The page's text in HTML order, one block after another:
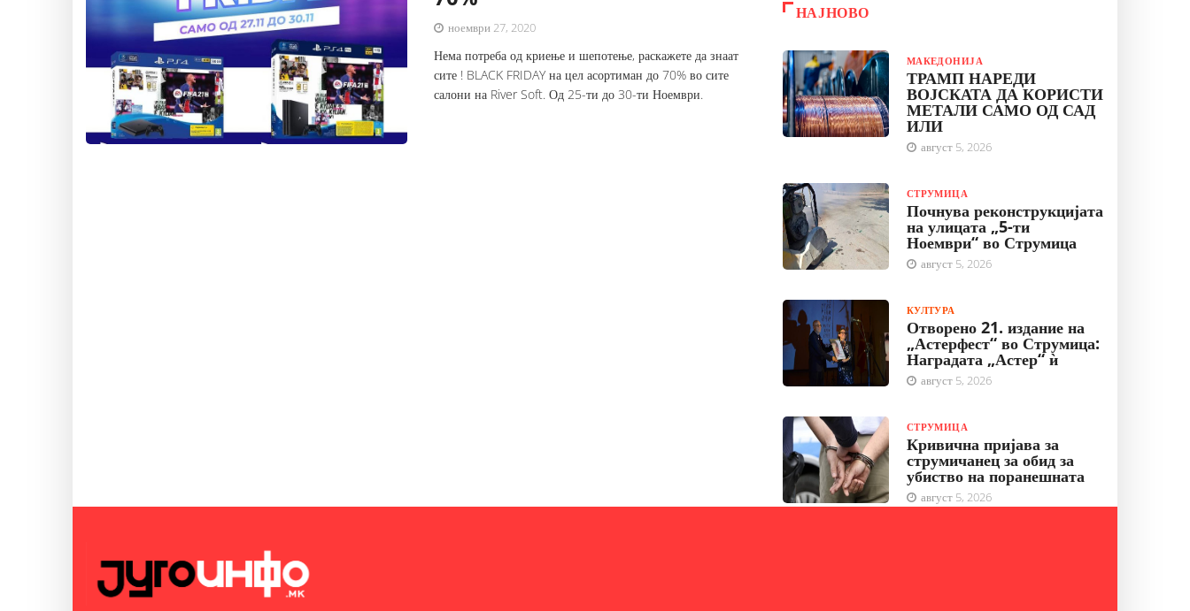
ноември 27, 2020
Нема потреба од криење и шепотење, раскажете да знаат
сите ! BLACK FRIDAY на цел асортиман до 70% во сите
салони на River Soft. Од 25-ти до 30-ти Ноември.
НАЈНОВО
МАКЕДОНИЈА
ТРАМП НАРЕДИ
ВОЈСКАТА ДА КОРИСТИ
МЕТАЛИ САМО ОД САД
ИЛИ
август 5, 2026
СТРУМИЦА
Почнува реконструкцијата
на улицата „5-ти
Ноември“ во Струмица
август 5, 2026
КУЛТУРА
Отворено 21. издание на
„Астерфест“ во Струмица:
Наградата „Астер“ ѝ
август 5, 2026
СТРУМИЦА
Кривична пријава за
струмичанец за обид за
убиство на поранешната
август 5, 2026